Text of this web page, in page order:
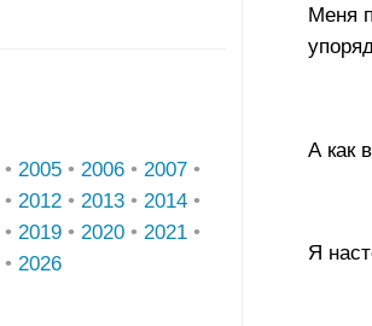
• 2005 • 2006 • 2007 •
• 2012 • 2013 • 2014 •
• 2019 • 2020 • 2021 •
• 2026
Меня
А как
Я